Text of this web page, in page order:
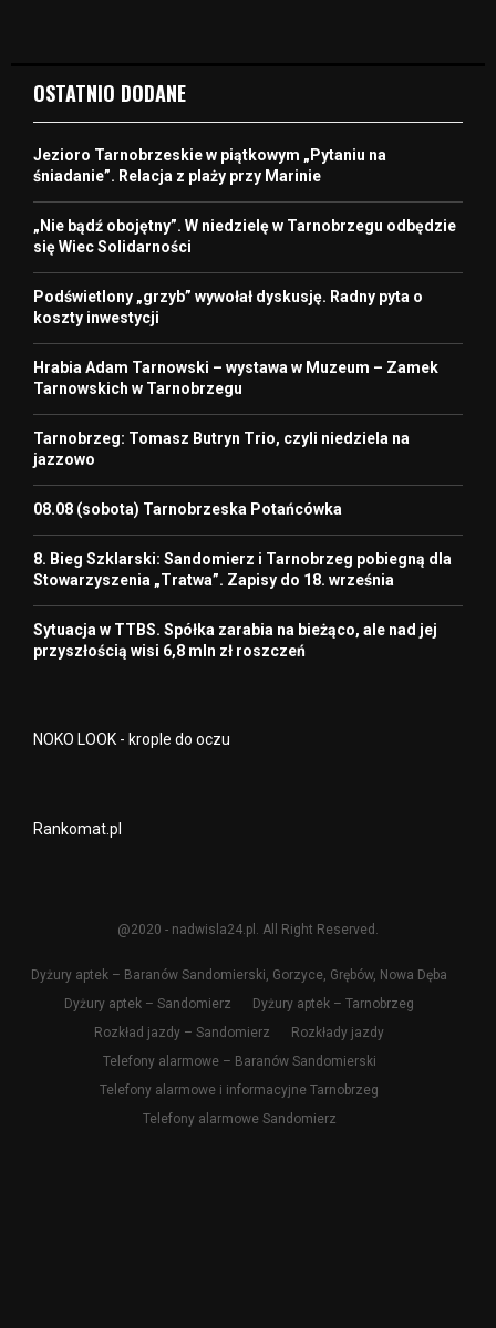
OSTATNIO DODANE
Jezioro Tarnobrzeskie w piątkowym „Pytaniu na
śniadanie”. Relacja z plaży przy Marinie
„Nie bądź obojętny”. W niedzielę w Tarnobrzegu odbędzie
się Wiec Solidarności
Podświetlony „grzyb” wywołał dyskusję. Radny pyta o
koszty inwestycji
Hrabia Adam Tarnowski – wystawa w Muzeum – Zamek
Tarnowskich w Tarnobrzegu
Tarnobrzeg: Tomasz Butryn Trio, czyli niedziela na
jazzowo
08.08 (sobota) Tarnobrzeska Potańcówka
8. Bieg Szklarski: Sandomierz i Tarnobrzeg pobiegną dla
Stowarzyszenia „Tratwa”. Zapisy do 18. września
Sytuacja w TTBS. Spółka zarabia na bieżąco, ale nad jej
przyszłością wisi 6,8 mln zł roszczeń
NOKO LOOK - krople do oczu
Rankomat.pl
@2020 - nadwisla24.pl. All Right Reserved.
Dyżury aptek – Baranów Sandomierski, Gorzyce, Grębów, Nowa Dęba
Dyżury aptek – Sandomierz
Dyżury aptek – Tarnobrzeg
Rozkład jazdy – Sandomierz
Rozkłady jazdy
Telefony alarmowe – Baranów Sandomierski
Telefony alarmowe i informacyjne Tarnobrzeg
Telefony alarmowe Sandomierz